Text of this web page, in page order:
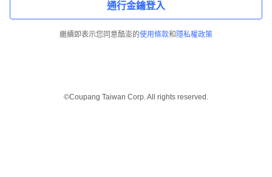
通行金鑰登入
繼續即表示您同意酷澎的使用條款和 隱私權政策
©Coupang Taiwan Corp. All rights reserved.